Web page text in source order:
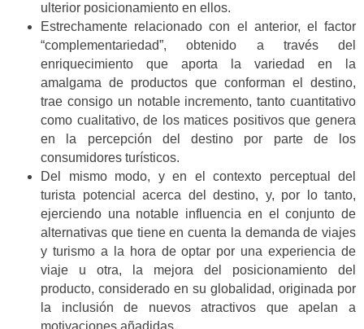
ulterior posicionamiento en ellos.
Estrechamente relacionado con el anterior, el factor
“complementariedad”, obtenido a través del
enriquecimiento que aporta la variedad en la
amalgama de productos que conforman el destino,
trae consigo un notable incremento, tanto cuantitativo
como cualitativo, de los matices positivos que genera
en la percepción del destino por parte de los
consumidores turísticos.
Del mismo modo, y en el contexto perceptual del
turista potencial acerca del destino, y, por lo tanto,
ejerciendo una notable influencia en el conjunto de
alternativas que tiene en cuenta la demanda de viajes
y turismo a la hora de optar por una experiencia de
viaje u otra, la mejora del posicionamiento del
producto, considerado en su globalidad, originada por
la inclusión de nuevos atractivos que apelan a